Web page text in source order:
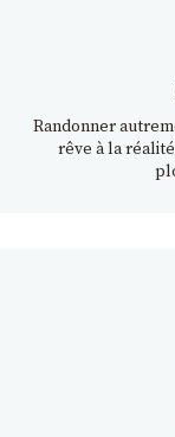
Randonner
rêve à la